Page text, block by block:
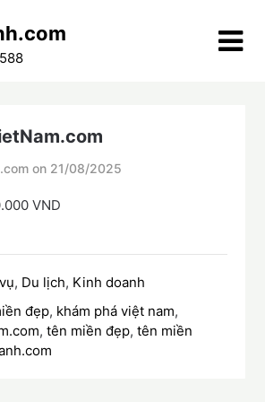
on 21/08/2025
VND
, Du lịch, Kinh doanh
đẹp, khám phá việt nam,
,tên miền đẹp,tên miền